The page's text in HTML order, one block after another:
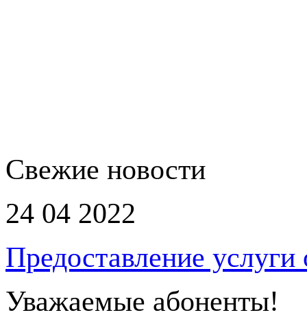
Свежие новости
24 04 2022
Предоставление
Уважаемые абоненты!